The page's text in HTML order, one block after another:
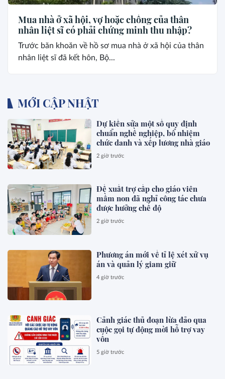
Mua nhà ở xã hội, vợ hoặc chồng của thân
nhân liệt sĩ có phải chứng minh thu nhập?
Trước băn khoăn về hồ sơ mua nhà ở xã hội của thân
nhân liệt sĩ đã kết hôn, Bộ...
MỚI CẬP NHẬT
Dự kiến sửa một số quy định
chuẩn nghề nghiệp, bổ nhiệm
chức danh và xếp lương nhà giáo
2 giờ trước
Đề xuất trợ cấp cho giáo viên
mầm non đã nghỉ công tác chưa
được hưởng chế độ
2 giờ trước
Phương án mới về tỉ lệ xét xử vụ
án và quản lý giam giữ
4 giờ trước
Cảnh giác thủ đoạn lừa đảo qua
cuộc gọi tự động mời hỗ trợ vay
vốn
5 giờ trước